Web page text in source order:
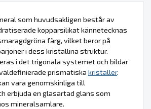
som huvudsakligen består av
kopparsilikat kännetecknas
färg, vilket beror på
i dess kristallina struktur.
i det trigonala systemet och bildar
prismatiska kristaller.
vara genomskinliga till
erbjuda en glasartad glans som
mineralsamlare.